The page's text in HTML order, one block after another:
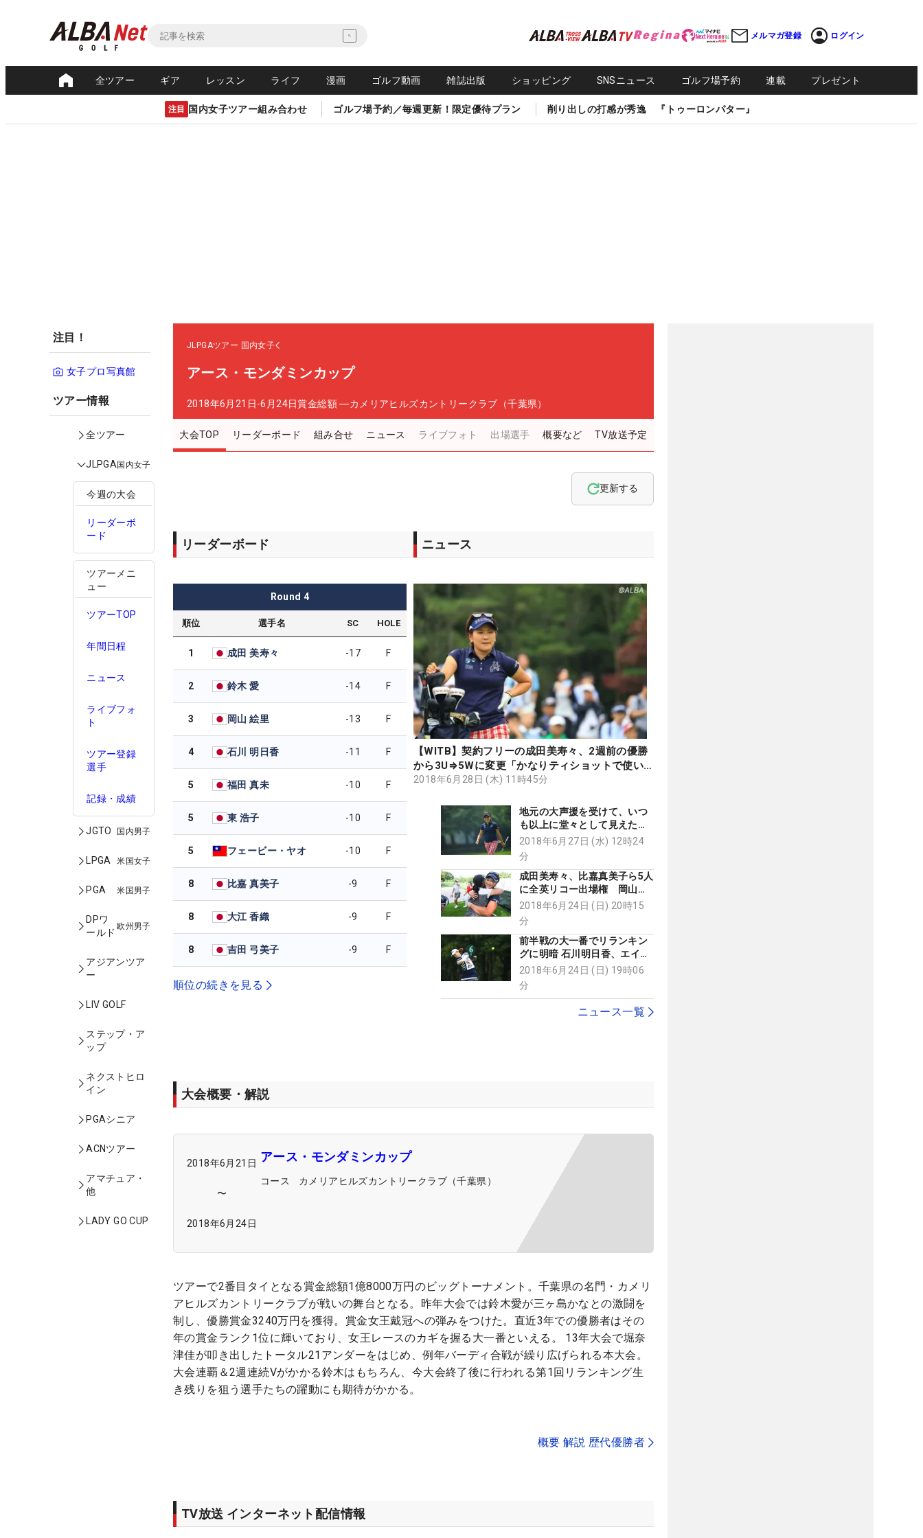
メルマガ登録 ログイン
全ツアー ギア レッスン ライフ 漫画 ゴルフ動画 雑誌出版 ショッピング SNSニュース ゴルフ場予約 連載 プレゼント
注目 国内女子ツアー組み合わせ ゴルフ場予約／毎週更新！限定優待プラン 削り出しの打感が秀逸 『トゥーロンパター』
注目！
女子プロ写真館
ツアー情報
全ツアー
JLPGA国内女子
今週の大会
リーダーボ
ード
ツアーメニ
ュー
ツアーTOP
年間日程
ニュース
ライブフォ
ト
ツアー登録
選手
記録・成績
JGTO 国内男子
LPGA 米国女子
PGA 米国男子
DPワ
ールド
欧州男子
アジアンツア
ー
LIV GOLF
ステップ・ア
ップ
ネクストヒロ
イン
PGAシニア
ACNツアー
アマチュア・
他
LADY GO CUP
JLPGAツアー 国内女子
アース・モンダミンカップ
2018年6月21日-6月24日賞金総額 ―カメリアヒルズカントリークラブ（千葉県）
大会TOP リーダーボード 組み合せ ニュース ライブフォト 出場選手 概要など TV放送予定
更新する
リーダーボード
Round 4
順位 選手名 SC HOLE
1 成田 美寿々 -17 F
2 鈴木 愛 -14 F
3 岡山 絵里 -13 F
4 石川 明日香 -11 F
5 福田 真未 -10 F
5 東 浩子 -10 F
5 フェービー・ヤオ -10 F
8 比嘉 真美子 -9 F
8 大江 香織 -9 F
8 吉田 弓美子 -9 F
順位の続きを見る
ニュース
【WITB】契約フリーの成田美寿々、2週前の優勝
から3U⇒5Wに変更「かなりティショットで使い
ました」
2018年6月28日 (木) 11時45分
地元の大声援を受けて、いつ
も以上に堂々として見えた
【ツアーカメラマンの景色】
2018年6月27日 (水) 12時24
分
成田美寿々、比嘉真美子ら5人
に全英リコー出場権 岡山絵
里は初切符
2018年6月24日 (日) 20時15
分
前半戦の大一番でリランキン
グに明暗 石川明日香、エイミ
ー・コガが逆転で出場権獲得
2018年6月24日 (日) 19時06
分
ニュース一覧
大会概要・解説
2018年6月21日
〜
2018年6月24日
アース・モンダミンカップ
コース カメリアヒルズカントリークラブ（千葉県）
ツアーで2番目タイとなる賞金総額1億8000万円のビッグトーナメント。千葉県の名門・カメリ
アヒルズカントリークラブが戦いの舞台となる。昨年大会では鈴木愛が三ヶ島かなとの激闘を
制し、優勝賞金3240万円を獲得。賞金女王戴冠への弾みをつけた。直近3年での優勝者はその
年の賞金ランク1位に輝いており、女王レースのカギを握る大一番といえる。 13年大会で堀奈
津佳が叩き出したトータル21アンダーをはじめ、例年バーディ合戦が繰り広げられる本大会。
大会連覇＆2週連続Vがかかる鈴木はもちろん、今大会終了後に行われる第1回リランキング生
き残りを狙う選手たちの躍動にも期待がかかる。
概要 解説 歴代優勝者
TV放送 インターネット配信情報